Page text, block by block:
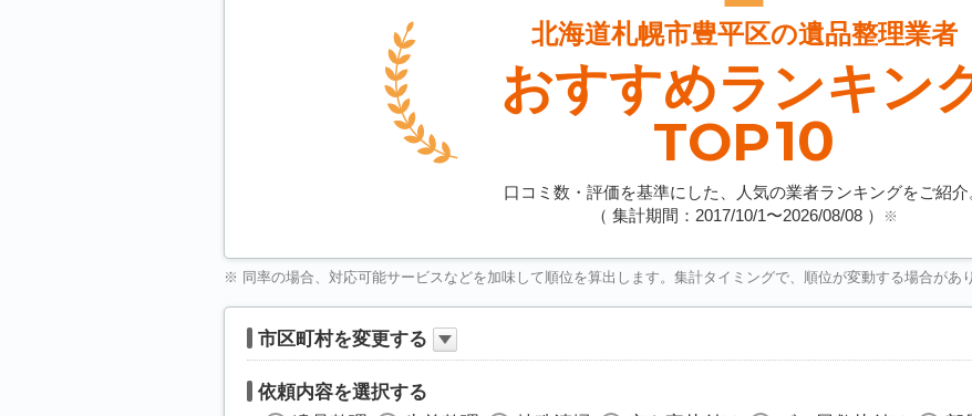
北海道札幌市豊平区の遺品整理業者
おすすめランキン
TOP10
口コミ数・評価を基準にした、人気の業者ランキングをご紹介
（ 集計期間：2017/10/1〜2026/08/08） ※
※ 同率の場合、対応可能サービスなどを加味して順位を算出します。集計タイミングで、順位が変動する場合があり
市区町村を変更する
依頼内容を選択する